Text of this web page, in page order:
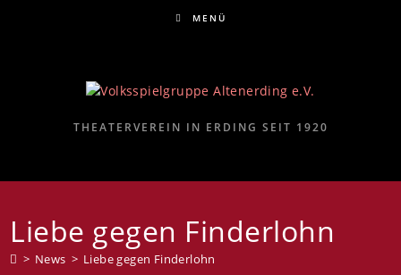
MENÜ
THEATERVEREIN IN ERDING SEIT 1920
Liebe gegen Finderlohn
> News > Liebe gegen Finderlohn